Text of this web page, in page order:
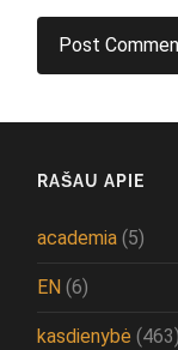
RAŠAU APIE
academia (5)
EN (6)
kasdienybė (463)